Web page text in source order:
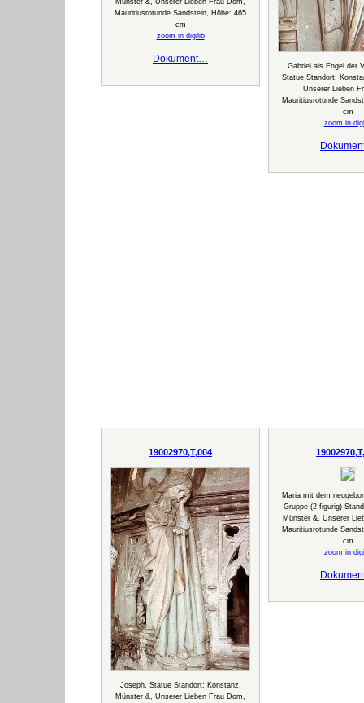
Münster &, Unserer Lieben Frau Dom,
Mauritiusrotunde Sandstein, Höhe: 465
cm
zoom in digilib
Dokument…
Gabriel als Engel der
Statue Standort:
Unserer Lieben
Mauritiusrotunde
cm
zoom in
19002970,T,004
Joseph, Statue Standort: Konstanz,
Münster &, Unserer Lieben Frau Dom,
Maria mit dem
Gruppe (2-figurig)
Münster &, Unserer
Mauritiusrotunde
cm
zoom in